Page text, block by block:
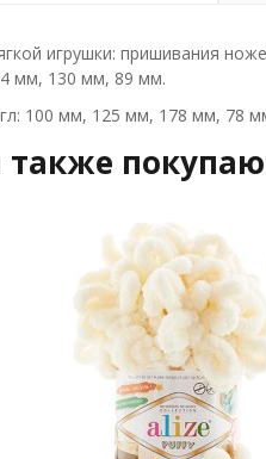
игрушки: пришивания
мм, 130 мм, 89 мм.
100 мм, 125 мм, 178 мм, 78
также